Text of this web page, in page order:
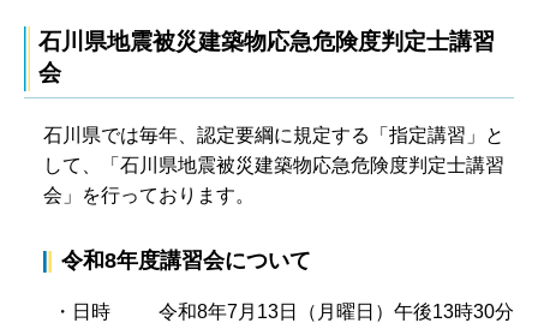
石川県地震被災建築物応急危険度判定士講習
会
石川県では毎年、認定要綱に規定する「指定講習」と
して、「石川県地震被災建築物応急危険度判定士講習
会」を行っております。
令和8年度講習会について
・日時 令和8年7月13日（月曜日）午後13時30分